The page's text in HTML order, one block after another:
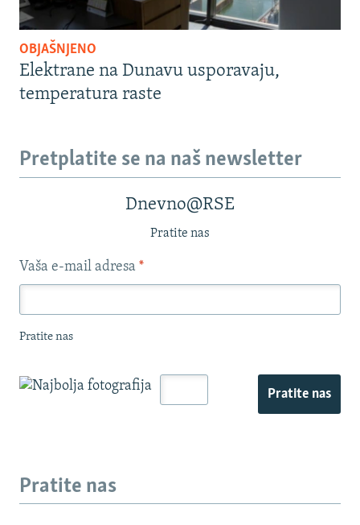
OBJAŠNJENO
Elektrane na Dunavu usporavaju,
temperatura raste
Pretplatite se na naš newsletter
Dnevno@RSE
Pratite nas
Vaša e-mail adresa *
Pratite nas
Pratite nas
Pratite nas